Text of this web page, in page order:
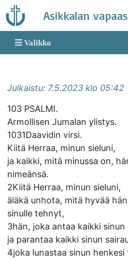
Skip
to
content
Asikkalan
Valikko
Julkaistu: 7.5.2023 klo 05:42
103 PSALMI.
Armollisen Jumalan ylistys.
1031Daavidin virsi.
Kiitä Herraa, minun sieluni,
ja kaikki, mitä minussa on,
nimeänsä.
2Kiitä Herraa, minun sieluni,
äläkä unhota, mitä hyvää
sinulle tehnyt,
3hän, joka antaa kaikki
ja parantaa kaikki sinun
4joka lunastaa sinun henkesi